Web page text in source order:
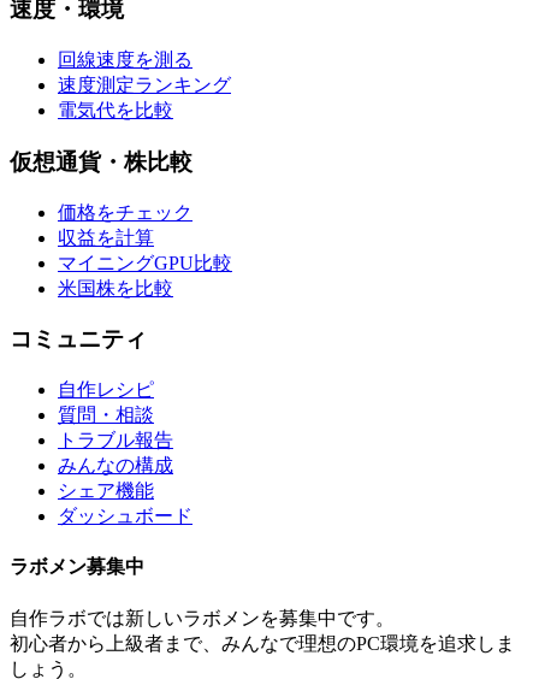
速度・環境
回線速度を測る
速度測定ランキング
電気代を比較
仮想通貨・株比較
価格をチェック
収益を計算
マイニングGPU比較
米国株を比較
コミュニティ
自作レシピ
質問・相談
トラブル報告
みんなの構成
シェア機能
ダッシュボード
ラボメン募集中
自作ラボでは新しいラボメンを募集中です。
初心者から上級者まで、みんなで理想のPC環境を追求しま
しょう。